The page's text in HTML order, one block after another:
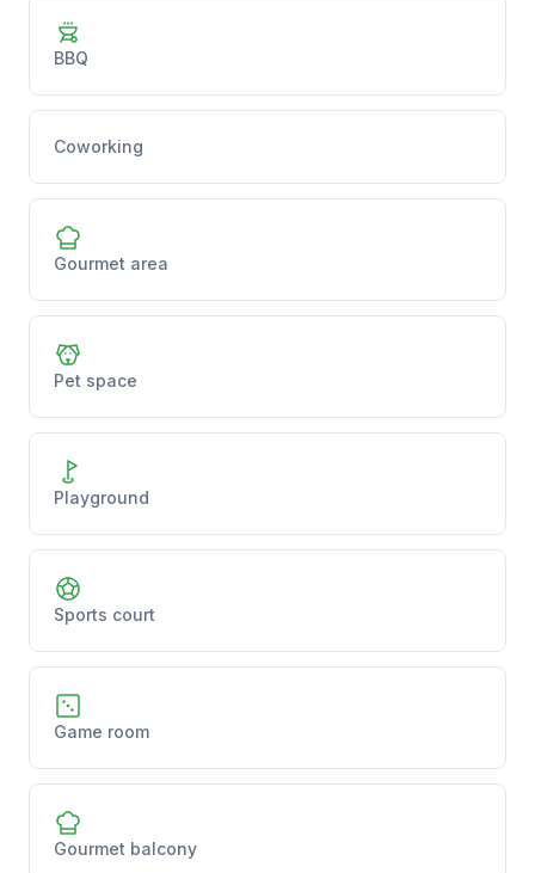
BBQ
Coworking
Gourmet area
Pet space
Playground
Sports court
Game room
Gourmet balcony